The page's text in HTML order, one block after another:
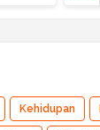
Kehidupan